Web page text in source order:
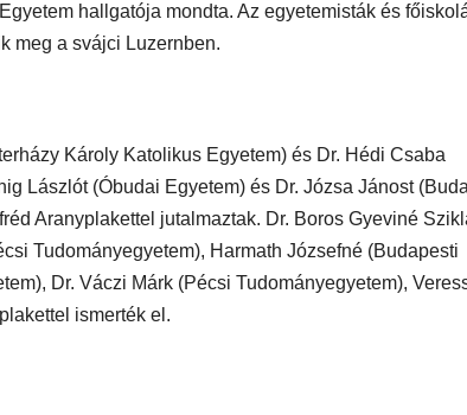
hallgatója mondta. Az egyetemisták és
meg a svájci Luzernben.
Károly Katolikus Egyetem) és Dr. Hédi Csaba
Lászlót (Óbudai Egyetem) és Dr. Józsa Jánost
Aranyplakettel jutalmaztak. Dr. Boros Gyeviné
Tudományegyetem), Harmath Józsefné (Budapesti
Dr. Váczi Márk (Pécsi Tudományegyetem),
ismerték el.